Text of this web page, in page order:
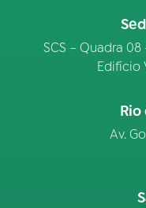
SCS – Quadra
Edifício
Rio
Av.